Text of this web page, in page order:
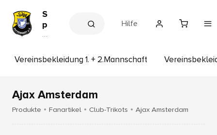
S
p
V
g
t
t
e
e
h
o
p
Hilfe
Vereinsbekleidung 1. + 2.Mannschaft
Ajax Amsterdam
Produkte Fanartikel Club-Trikots Ajax Amsterdam